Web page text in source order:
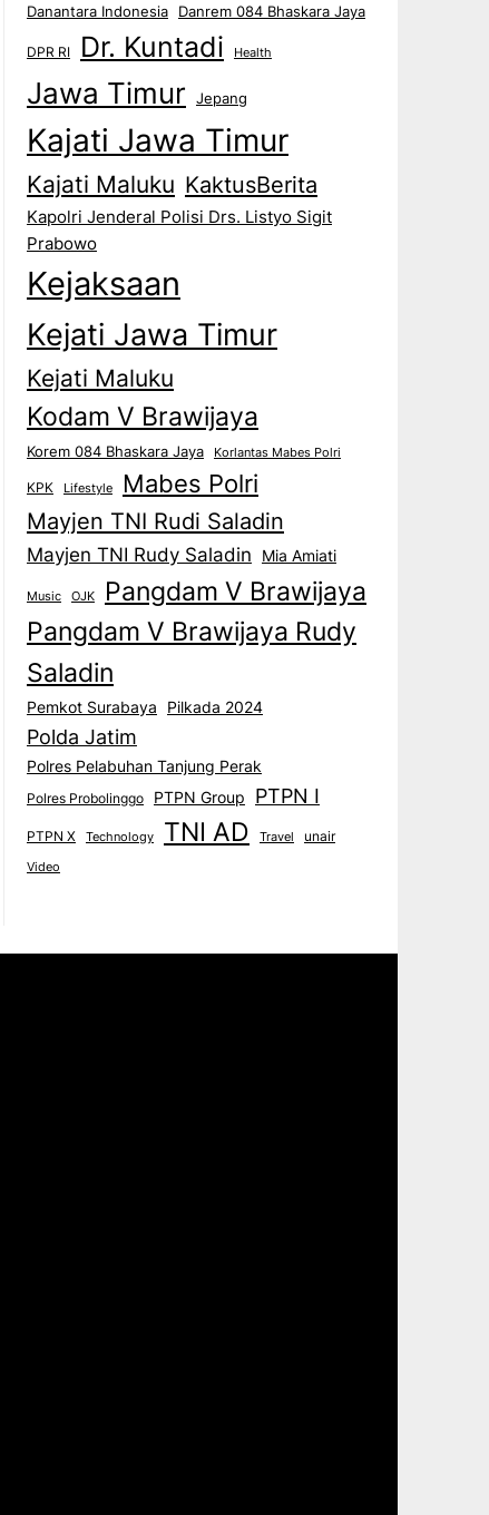
Danantara Indonesia Danrem 084 Bhaskara Jaya
DPR RI Dr. Kuntadi Health
Jawa Timur Jepang
Kajati Jawa Timur
Kajati Maluku KaktusBerita
Kapolri Jenderal Polisi Drs. Listyo Sigit
Prabowo
Kejaksaan
Kejati Jawa Timur
Kejati Maluku
Kodam V Brawijaya
Korem 084 Bhaskara Jaya Korlantas Mabes Polri
KPK Lifestyle Mabes Polri
Mayjen TNI Rudi Saladin
Mayjen TNI Rudy Saladin Mia Amiati
Music OJK Pangdam V Brawijaya
Pangdam V Brawijaya Rudy
Saladin
Pemkot Surabaya Pilkada 2024
Polda Jatim
Polres Pelabuhan Tanjung Perak
Polres Probolinggo PTPN Group PTPN I
PTPN X Technology TNI AD Travel unair
Video